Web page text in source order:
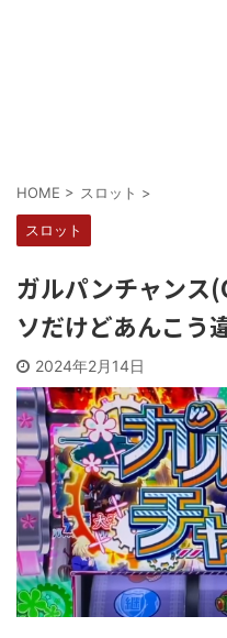
HOME > スロット >
スロット
ガルパンチャンス
ソだけどあんこう
2024年2月14日